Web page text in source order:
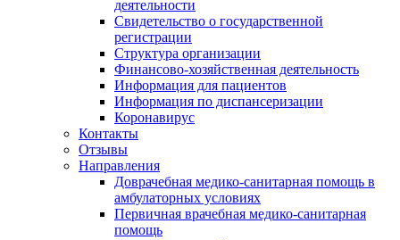
деятельности
Свидетельство о государственной
регистрации
Структура организации
Финансово-хозяйственная деятельность
Информация для пациентов
Информация по диспансеризации
Коронавирус
Контакты
Отзывы
Направления
Доврачебная медико-санитарная помощь в
амбулаторных условиях
Первичная врачебная медико-санитарная
помощь